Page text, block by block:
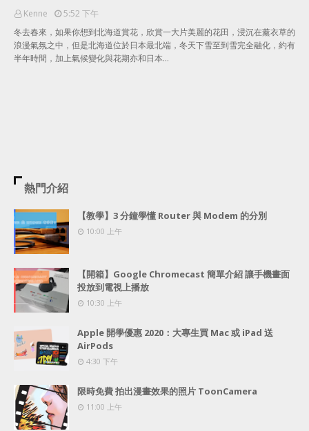
Kenne
5:52 下午
冬去春來，如果你想到北海道賞花，欣賞一大片美麗的花田，浸沉在薰衣草的
浪漫氣氛之中，但是北海道位於日本最北端，冬天下雪至到雪完全融化，約有
半年時間，加上氣候變化與花期亦和日本…
熱門介紹
【教學】3 分鐘學懂 Router 與 Modem 的分別
10:00 上午
【開箱】Google Chromecast 簡單介紹 讓手機畫面
投放到電視上播放
10:30 上午
Apple 開學優惠 2020：大專生買 Mac 或 iPad 送
AirPods
4:30 下午
限時免費 拍出漫畫效果的照片 ToonCamera
11:00 上午